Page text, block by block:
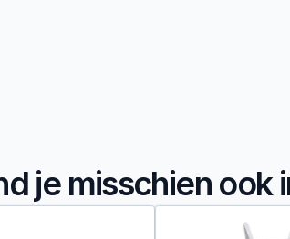
je misschien ook